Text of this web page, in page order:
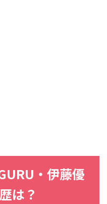
・伊藤優
は？